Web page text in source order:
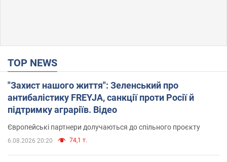
TOP NEWS
"Захист нашого життя": Зеленський про
антибалістику FREYJA, санкції проти Росії й
підтримку аграріїв. Відео
Європейські партнери долучаються до спільного проєкту
6.08.2026 20:20 74,1 т.